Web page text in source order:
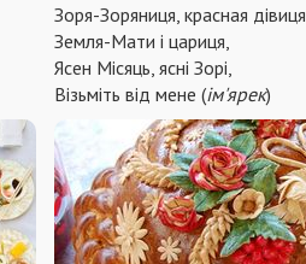
Зоря-Зоряниця, красная дівиця,
Земля-Мати і цариця,
Ясен Місяць, ясні Зорі,
Візьміть від мене (ім'ярек)